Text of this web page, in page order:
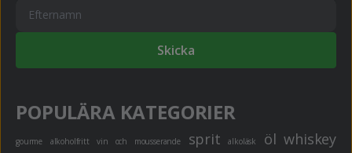
Skicka
POPULÄRA KATEGORIER
gourme alkoholfritt vin och mousserande sprit alkoläsk öl whiskey